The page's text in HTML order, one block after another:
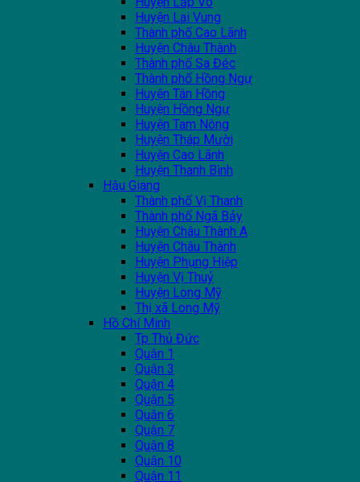
Huyện Lai Vung
Thành phố Cao Lãnh
Huyện Châu Thành
Thành phố Sa Đéc
Thành phố Hồng Ngự
Huyện Tân Hồng
Huyện Hồng Ngự
Huyện Tam Nông
Huyện Tháp Mười
Huyện Cao Lãnh
Huyện Thanh Bình
Hậu Giang
Thành phố Vị Thanh
Thành phố Ngã Bảy
Huyện Châu Thành A
Huyện Châu Thành
Huyện Phụng Hiệp
Huyện Vị Thuỷ
Huyện Long Mỹ
Thị xã Long Mỹ
Hồ Chí Minh
Tp Thủ Đức
Quận 1
Quận 3
Quận 4
Quận 5
Quận 6
Quận 7
Quận 8
Quận 10
Quận 11